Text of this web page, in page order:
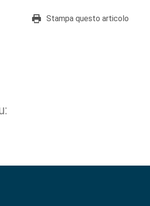
Stampa questo articolo